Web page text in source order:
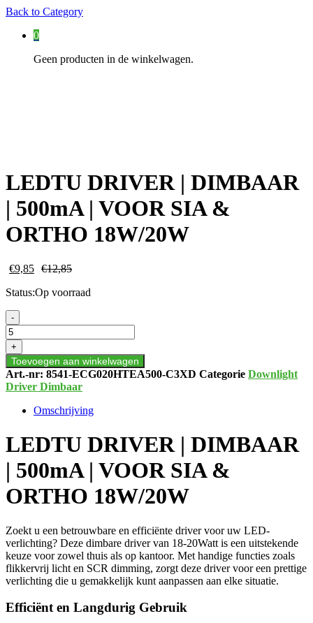
Back to Category
0
Geen producten in de winkelwagen.
LEDTU DRIVER | DIMBAAR
| 500mA | VOOR SIA &
ORTHO 18W/20W
€9,85 €12,85
Status:Op voorraad
LEDTU
DRIVER
|
DIMBAAR
|
500mA
|
ORTHO
18W/20W
aantal
-
+
Toevoegen aan winkelwagen
Art.-nr: 8541-ECG020HTEA500-C3XD Categorie Downlight
Driver Dimbaar
Omschrijving
LEDTU DRIVER | DIMBAAR
| 500mA | VOOR SIA &
ORTHO 18W/20W
Zoekt u een betrouwbare en efficiënte driver voor uw LED-
verlichting? Deze dimbare driver van 18-20Watt is een uitstekende
keuze voor zowel thuis als op kantoor. Met handige functies zoals
flikkervrij licht en SCR dimming, zorgt deze driver voor een prettige
verlichting die u gemakkelijk kunt aanpassen aan elke situatie.
Efficiënt en Langdurig Gebruik